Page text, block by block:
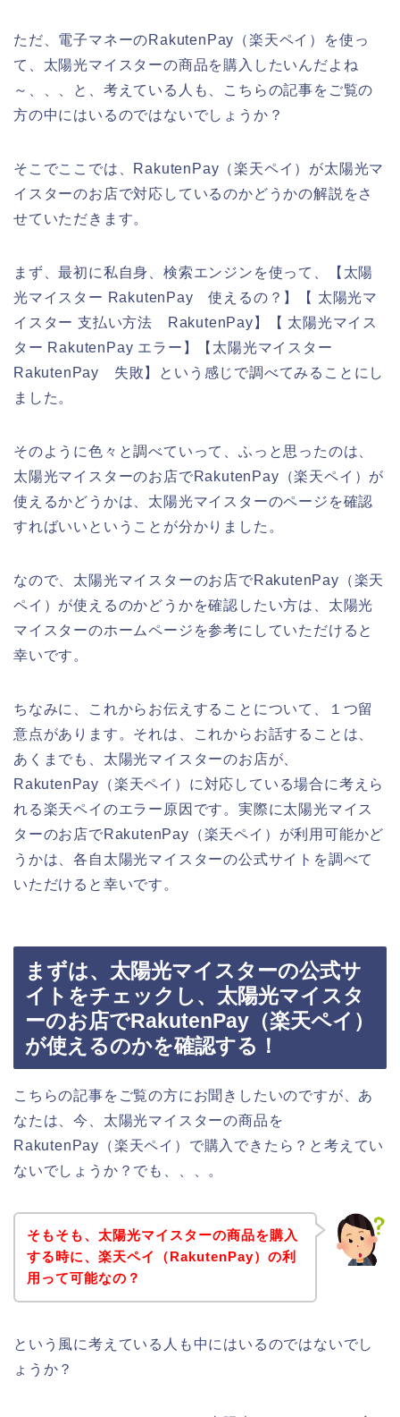
ただ、電子マネーのRakutenPay（楽天ペイ）を使っ
て、太陽光マイスターの商品を購入したいんだよね
～、、、と、考えている人も、こちらの記事をご覧の
方の中にはいるのではないでしょうか？
そこでここでは、RakutenPay（楽天ペイ）が太陽光マ
イスターのお店で対応しているのかどうかの解説をさ
せていただきます。
まず、最初に私自身、検索エンジンを使って、【太陽
光マイスター RakutenPay 使えるの？】【 太陽光マ
イスター 支払い方法 RakutenPay】【 太陽光マイス
ター RakutenPay エラー】【太陽光マイスター
RakutenPay 失敗】という感じで調べてみることにし
ました。
そのように色々と調べていって、ふっと思ったのは、
太陽光マイスターのお店でRakutenPay（楽天ペイ）が
使えるかどうかは、太陽光マイスターのページを確認
すればいいということが分かりました。
なので、太陽光マイスターのお店でRakutenPay（楽天
ペイ）が使えるのかどうかを確認したい方は、太陽光
マイスターのホームページを参考にしていただけると
幸いです。
ちなみに、これからお伝えすることについて、１つ留
意点があります。それは、これからお話することは、
あくまでも、太陽光マイスターのお店が、
RakutenPay（楽天ペイ）に対応している場合に考えら
れる楽天ペイのエラー原因です。実際に太陽光マイス
ターのお店でRakutenPay（楽天ペイ）が利用可能かど
うかは、各自太陽光マイスターの公式サイトを調べて
いただけると幸いです。
まずは、太陽光マイスターの公式サ
イトをチェックし、太陽光マイスタ
ーのお店でRakutenPay（楽天ペイ）
が使えるのかを確認する！
こちらの記事をご覧の方にお聞きしたいのですが、あ
なたは、今、太陽光マイスターの商品を
RakutenPay（楽天ペイ）で購入できたら？と考えてい
ないでしょうか？でも、、、。
そもそも、太陽光マイスターの商品を購入
する時に、楽天ペイ（RakutenPay）の利
用って可能なの？
という風に考えている人も中にはいるのではないでし
ょうか？